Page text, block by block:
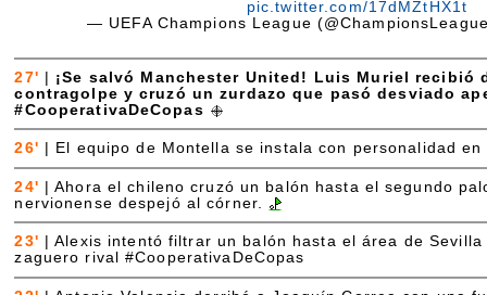
pic.twitter.com/17dMZtHX1t
— UEFA Champions League
27' | ¡Se salvó Manchester United! Luis Muriel recibió
contragolpe y cruzó un zurdazo que pasó desviado
#CooperativaDeCopas
26' El equipo de Montella se instala con personalidad
24' |Ahora el chileno cruzó un balón hasta el segundo
nervionense despejó al córner.
23' |Alexis intentó filtrar un balón hasta el área de
zaguero rival #CooperativaDeCopas